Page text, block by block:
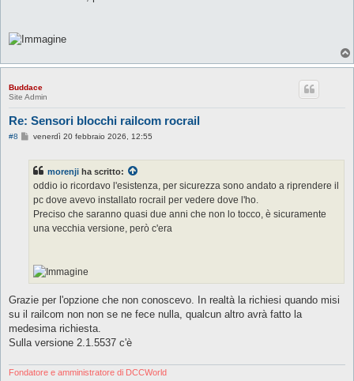
Buddace
Site Admin
Re: Sensori blocchi railcom rocrail
#8
M
a
g
o
venerdì 20 febbraio 2026, 12:55
morenji ha scritto:
oddio io ricordavo l'esistenza, per sicurezza sono andato a riprendere il
pc dove avevo installato rocrail per vedere dove l'ho.
Preciso che saranno quasi due anni che non lo tocco, è sicuramente
una vecchia versione, però c'era
Grazie per l'opzione che non conoscevo. In realtà la richiesi quando misi
su il railcom non non se ne fece nulla, qualcun altro avrà fatto la
medesima richiesta.
Sulla versione 2.1.5537 c'è
Fondatore e amministratore di DCCWorld